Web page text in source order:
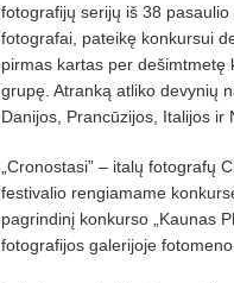
fotografijų serijų iš 38
fotografai, pateikę konkursui
pirmas kartas per dešimtmetę
grupę. Atranką atliko devynių
Danijos, Prancūzijos, Italijos ir
„Cronostasi” – italų fotografų
festivalio rengiamame
pagrindinį konkurso „Kaunas
fotografijos galerijoje